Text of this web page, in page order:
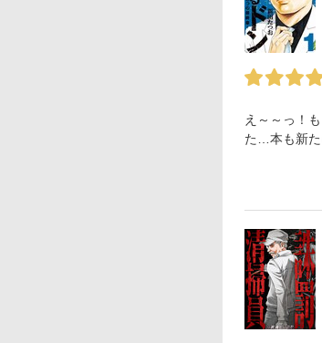
え～～っ！
た…本も新た